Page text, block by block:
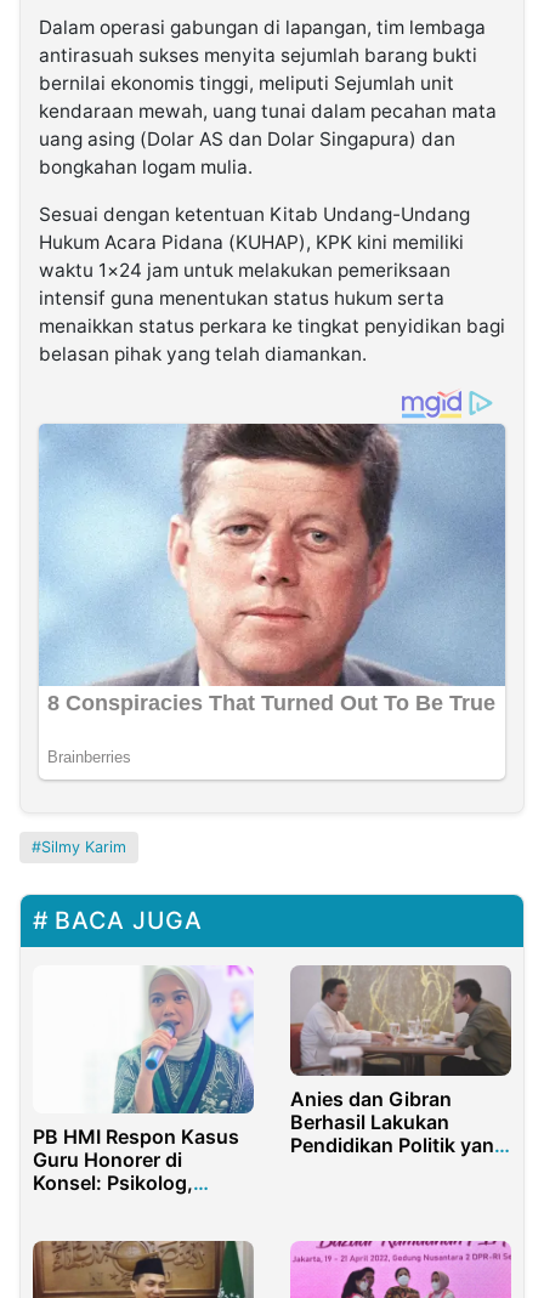
Dalam operasi gabungan di lapangan, tim lembaga
antirasuah sukses menyita sejumlah barang bukti
bernilai ekonomis tinggi, meliputi Sejumlah unit
kendaraan mewah, uang tunai dalam pecahan mata
uang asing (Dolar AS dan Dolar Singapura) dan
bongkahan logam mulia.
Sesuai dengan ketentuan Kitab Undang-Undang
Hukum Acara Pidana (KUHAP), KPK kini memiliki
waktu 1×24 jam untuk melakukan pemeriksaan
intensif guna menentukan status hukum serta
menaikkan status perkara ke tingkat penyidikan bagi
belasan pihak yang telah diamankan.
Silmy Karim
BACA JUGA
PB HMI Respon Kasus
Guru Honorer di
Konsel: Psikolog,
Anies dan Gibran
Berhasil Lakukan
Pendidikan Politik yang